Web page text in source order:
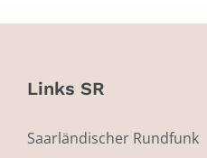
Links SR
Saarländischer Rundfunk